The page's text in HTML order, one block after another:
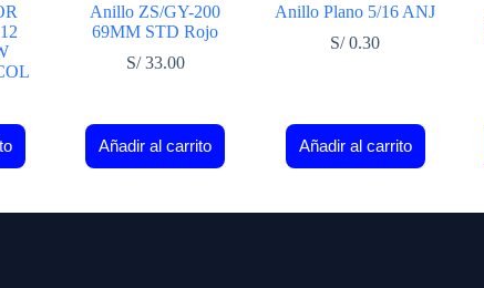
Anillo ZS/GY-200
69MM STD Rojo
S/33.00
Añadir al carrito
Anillo Plano 5/16 ANJ
S/0.30
Añadir al carrito